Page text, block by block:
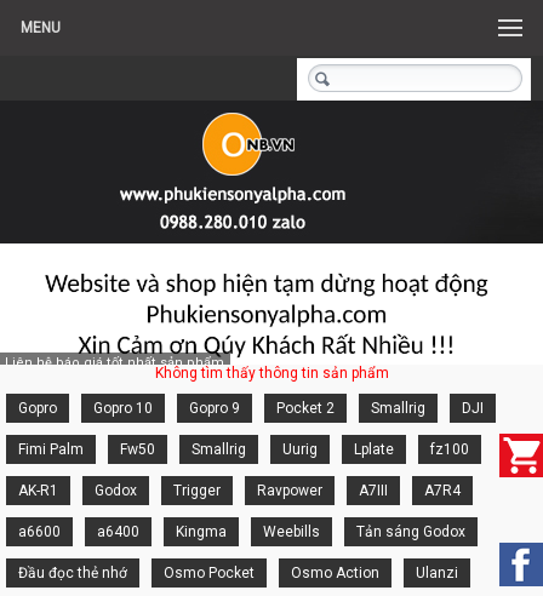
MENU
Liên hệ báo giá tốt nhất sản phẩm
Không tìm thấy thông tin sản phẩm
Gopro Gopro 10 Gopro 9 Pocket 2 Smallrig DJI
Fimi Palm Fw50 Smallrig Uurig Lplate fz100
AK-R1 Godox Trigger Ravpower A7III A7R4
a6600 a6400 Kingma Weebills Tản sáng Godox
Đầu đọc thẻ nhớ Osmo Pocket Osmo Action Ulanzi